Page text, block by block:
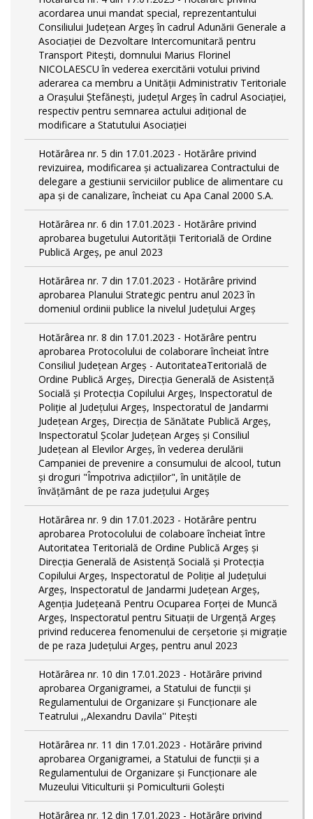
acordarea unui mandat special, reprezentantului
Consiliului Județean Argeș în cadrul Adunării Generale a
Asociației de Dezvoltare Intercomunitară pentru
Transport Pitești, domnului Marius Florinel
NICOLAESCU în vederea exercitării votului privind
aderarea ca membru a Unității Administrativ Teritoriale
a Orașului Ștefănești, județul Argeș în cadrul Asociației,
respectiv pentru semnarea actului adițional de
modificare a Statutului Asociației
Hotărârea nr. 5 din 17.01.2023 - Hotărâre privind
revizuirea, modificarea și actualizarea Contractului de
delegare a gestiunii serviciilor publice de alimentare cu
apa și de canalizare, încheiat cu Apa Canal 2000 S.A.
Hotărârea nr. 6 din 17.01.2023 - Hotărâre privind
aprobarea bugetului Autorității Teritorială de Ordine
Publică Argeș, pe anul 2023
Hotărârea nr. 7 din 17.01.2023 - Hotărâre privind
aprobarea Planului Strategic pentru anul 2023 în
domeniul ordinii publice la nivelul Judeţului Argeş
Hotărârea nr. 8 din 17.01.2023 - Hotărâre pentru
aprobarea Protocolului de colaborare încheiat între
Consiliul Județean Argeș - AutoritateaTeritorială de
Ordine Publică Argeş, Direcţia Generală de Asistenţă
Socială şi Protecţia Copilului Argeş, Inspectoratul de
Poliţie al Judeţului Argeş, Inspectoratul de Jandarmi
Judeţean Argeş, Direcția de Sănătate Publică Argeș,
Inspectoratul Școlar Județean Argeș și Consiliul
Județean al Elevilor Argeș, în vederea derulării
Campaniei de prevenire a consumului de alcool, tutun
și droguri "Împotriva adicțiilor", în unitățile de
învățământ de pe raza județului Argeș
Hotărârea nr. 9 din 17.01.2023 - Hotărâre pentru
aprobarea Protocolului de colaboare încheiat între
Autoritatea Teritorială de Ordine Publică Argeş şi
Direcţia Generală de Asistenţă Socială şi Protecţia
Copilului Argeş, Inspectoratul de Poliţie al Judeţului
Argeş, Inspectoratul de Jandarmi Judeţean Argeş,
Agenţia Judeţeană Pentru Ocuparea Forţei de Muncă
Argeş, Inspectoratul pentru Situații de Urgență Argeş
privind reducerea fenomenului de cerşetorie şi migraţie
de pe raza Judeţului Argeş, pentru anul 2023
Hotărârea nr. 10 din 17.01.2023 - Hotărâre privind
aprobarea Organigramei, a Statului de funcţii și
Regulamentului de Organizare și Funcționare ale
Teatrului ,,Alexandru Davila'' Pitești
Hotărârea nr. 11 din 17.01.2023 - Hotărâre privind
aprobarea Organigramei, a Statului de funcții și a
Regulamentului de Organizare și Funcționare ale
Muzeului Viticulturii și Pomiculturii Golești
Hotărârea nr. 12 din 17.01.2023 - Hotărâre privind